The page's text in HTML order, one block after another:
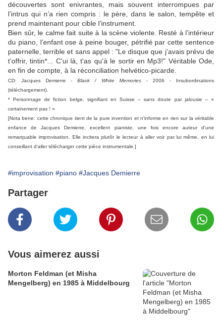
découvertes sont enivrantes, mais souvent interrompues par
l’intrus qui n’a rien compris : le père, dans le salon, tempête et
prend maintenant pour cible l’instrument.
Bien sûr, le calme fait suite à la scène violente. Resté à l’intérieur
du piano, l’enfant ose à peine bouger, pétrifié par cette sentence
paternelle, terrible et sans appel : "Le disque que j’avais prévu de
t’offrir, tintin*... C'ui là, t'as qu'à le sortir en Mp3!" Véritable Ode,
en fin de compte, à la réconciliation helvético-picarde.
CD: Jacques Demierre -Black / White Memories- 2006 - Insubordinations
(téléchargement).
* Personnage de fiction belge, signifiant en Suisse – sans doute par jalousie – «
certainement pas ! »
[Nota bene: cette chronique tient de la pure invention et n'informe en rien sur la véritable
enfance de Jacques Demierre, excellent pianiste, une fois encore auteur d'une
remarquable improvisation. Elle incitera plutôt le lecteur à aller voir par lui même, en lui
conseillant d'aller télécharger cette pièce instrumentale.]
#improvisation #piano #Jacques Demierre
Partager
Vous aimerez aussi
Morton Feldman (et Misha
Mengelberg) en 1985 à Middelbourg